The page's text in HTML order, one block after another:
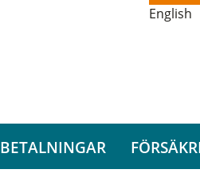
English
BETALNINGAR